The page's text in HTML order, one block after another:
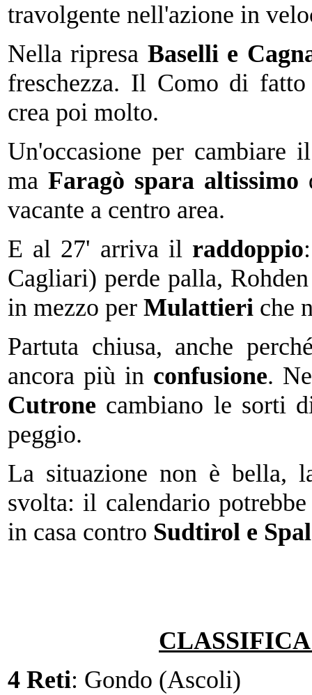
travolgente nell'azione in
Nella ripresa Baselli e
freschezza. Il Como di
crea poi molto.
Un'occasione per cambiare
ma Faragò spara altissimo
vacante a centro area.
E al 27' arriva il raddoppio
Cagliari) perde palla,
in mezzo per Mulattieri che
Partuta chiusa, anche
ancora più in confusione.
Cutrone cambiano le sorti
peggio.
La situazione non è bella,
svolta: il calendario
in casa contro Sudtirol e Spal
4 Reti: Gondo (Ascoli)